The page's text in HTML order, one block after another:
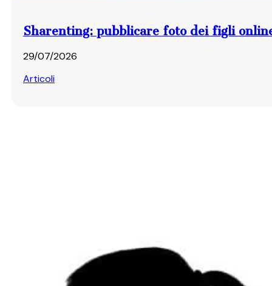
Sharenting: pubblicare foto dei figli
29/07/2026
Articoli